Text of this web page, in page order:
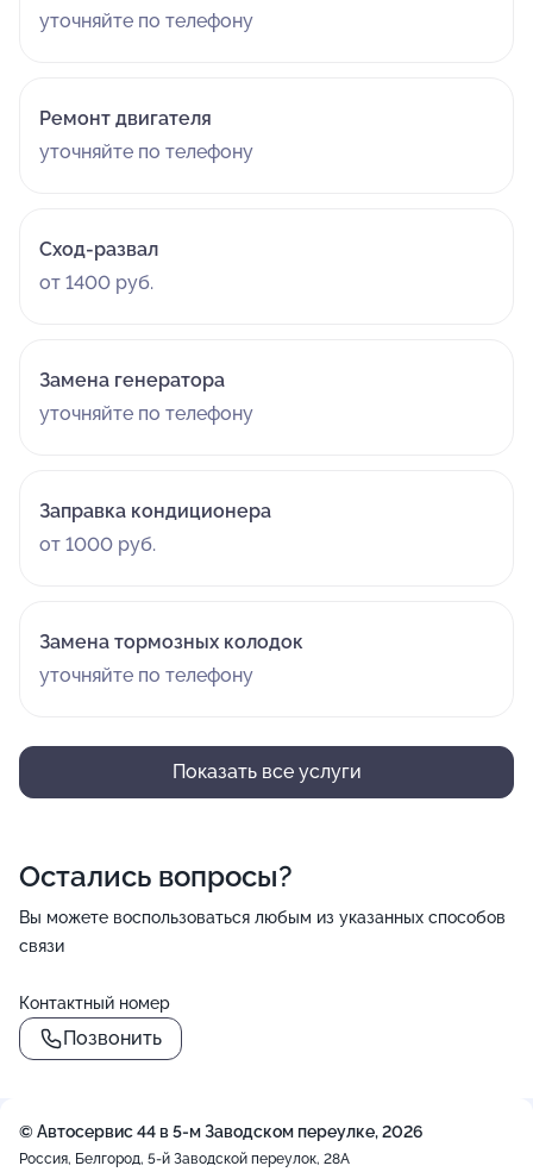
уточняйте по телефону
Ремонт двигателя
уточняйте по телефону
Сход-развал
от 1400 руб.
Замена генератора
уточняйте по телефону
Заправка кондиционера
от 1000 руб.
Замена тормозных колодок
уточняйте по телефону
Показать все услуги
Остались вопросы?
Вы можете воспользоваться любым из указанных способов
связи
Контактный номер
Позвонить
© Автосервис 44 в 5-м Заводском переулке, 2026
Россия, Белгород, 5-й Заводской переулок, 28А